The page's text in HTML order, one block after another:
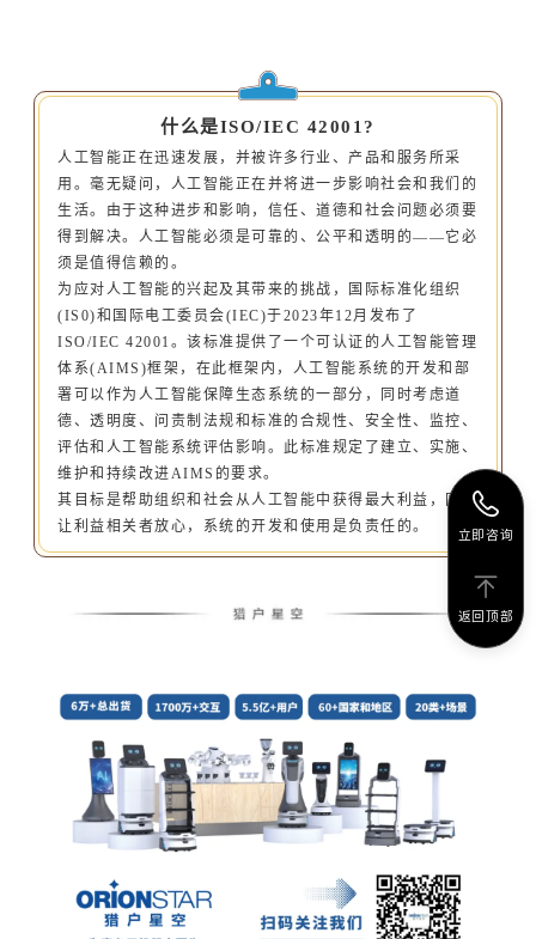
立即咨询
返回顶部
什么是ISO/IEC 42001?
人工智能正在迅速发展，并被许多行业、产品和服务所采
用。毫无疑问，人工智能正在并将进一步影响社会和我们的
生活。由于这种进步和影响，信任、道德和社会问题必须要
得到解决。人工智能必须是可靠的、公平和透明的——它必
须是值得信赖的。
为应对人工智能的兴起及其带来的挑战，国际标准化组织
(IS0)和国际电工委员会(IEC)于2023年12月发布了
ISO/IEC 42001。该标准提供了一个可认证的人工智能管理
体系(AIMS)框架，在此框架内，人工智能系统的开发和部
署可以作为人工智能保障生态系统的一部分，同时考虑道
德、透明度、问责制法规和标准的合规性、安全性、监控、
评估和人工智能系统评估影响。此标准规定了建立、实施、
维护和持续改进AIMS的要求。
其目标是帮助组织和社会从人工智能中获得最大利益，同时
让利益相关者放心，系统的开发和使用是负责任的。